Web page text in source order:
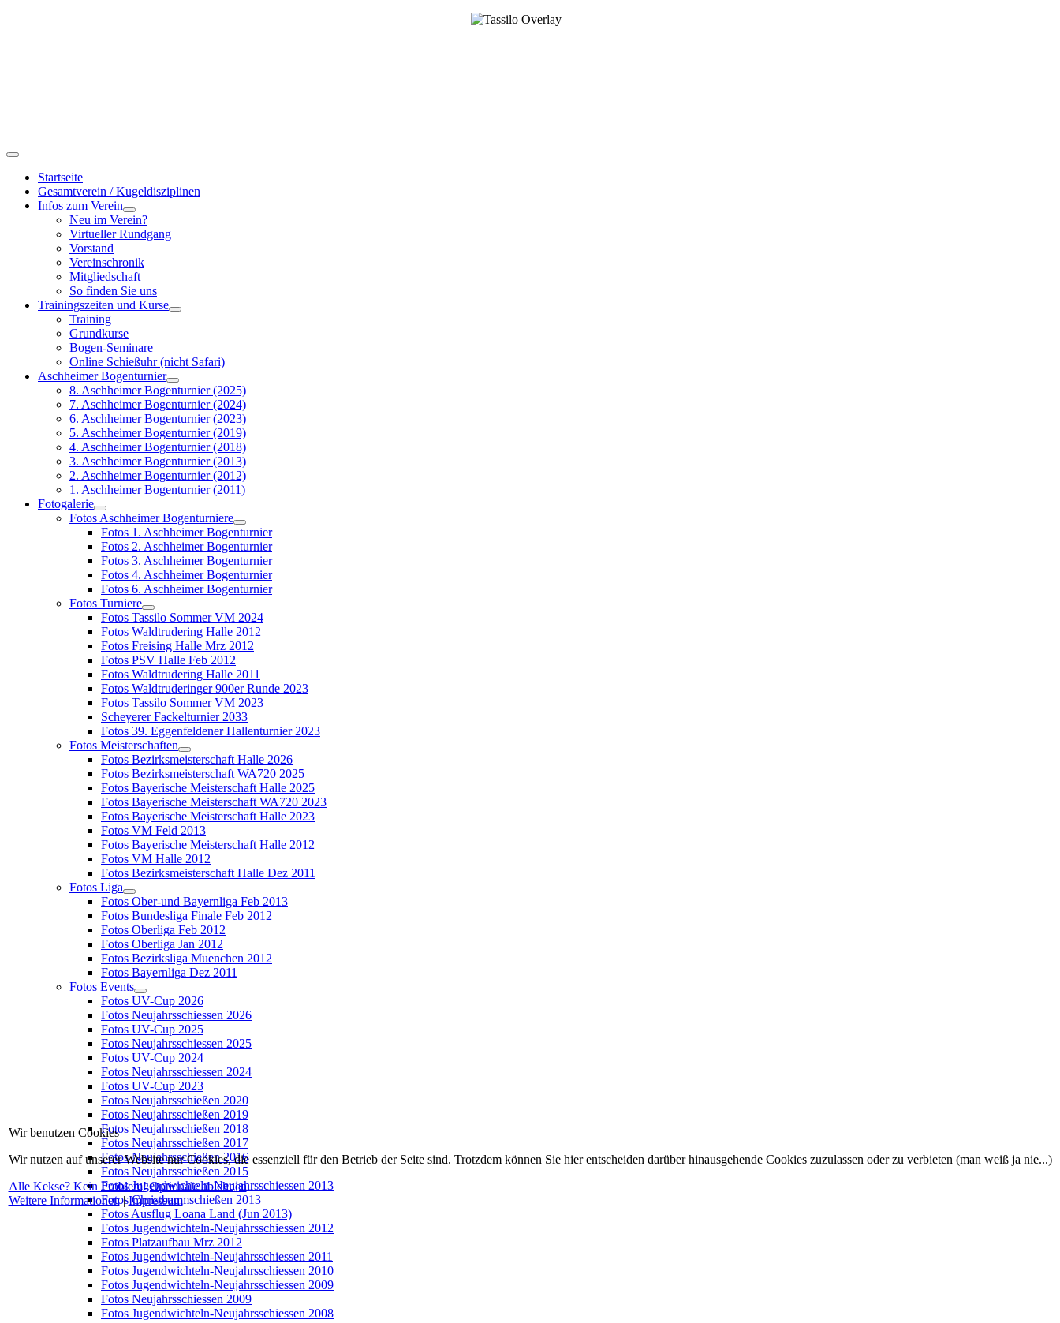
Startseite
Gesamtverein / Kugeldisziplinen
Infos zum Verein
Neu im Verein?
Virtueller Rundgang
Vorstand
Vereinschronik
Mitgliedschaft
So finden Sie uns
Trainingszeiten und Kurse
Training
Grundkurse
Bogen-Seminare
Online Schießuhr (nicht Safari)
Aschheimer Bogenturnier
8. Aschheimer Bogenturnier (2025)
7. Aschheimer Bogenturnier (2024)
6. Aschheimer Bogenturnier (2023)
5. Aschheimer Bogenturnier (2019)
4. Aschheimer Bogenturnier (2018)
3. Aschheimer Bogenturnier (2013)
2. Aschheimer Bogenturnier (2012)
1. Aschheimer Bogenturnier (2011)
Fotogalerie
Fotos Aschheimer Bogenturniere
Fotos 1. Aschheimer Bogenturnier
Fotos 2. Aschheimer Bogenturnier
Fotos 3. Aschheimer Bogenturnier
Fotos 4. Aschheimer Bogenturnier
Fotos 6. Aschheimer Bogenturnier
Fotos Turniere
Fotos Tassilo Sommer VM 2024
Fotos Waldtrudering Halle 2012
Fotos Freising Halle Mrz 2012
Fotos PSV Halle Feb 2012
Fotos Waldtrudering Halle 2011
Fotos Waldtruderinger 900er Runde 2023
Fotos Tassilo Sommer VM 2023
Scheyerer Fackelturnier 2033
Fotos 39. Eggenfeldener Hallenturnier 2023
Fotos Meisterschaften
Fotos Bezirksmeisterschaft Halle 2026
Fotos Bezirksmeisterschaft WA720 2025
Fotos Bayerische Meisterschaft Halle 2025
Fotos Bayerische Meisterschaft WA720 2023
Fotos Bayerische Meisterschaft Halle 2023
Fotos VM Feld 2013
Fotos Bayerische Meisterschaft Halle 2012
Fotos VM Halle 2012
Fotos Bezirksmeisterschaft Halle Dez 2011
Fotos Liga
Fotos Ober-und Bayernliga Feb 2013
Fotos Bundesliga Finale Feb 2012
Fotos Oberliga Feb 2012
Fotos Oberliga Jan 2012
Fotos Bezirksliga Muenchen 2012
Fotos Bayernliga Dez 2011
Fotos Events
Fotos UV-Cup 2026
Fotos Neujahrsschiessen 2026
Fotos UV-Cup 2025
Fotos Neujahrsschiessen 2025
Fotos UV-Cup 2024
Fotos Neujahrsschiessen 2024
Fotos UV-Cup 2023
Fotos Neujahrsschießen 2020
Fotos Neujahrsschießen 2019
Fotos Neujahrsschießen 2018
Fotos Neujahrsschießen 2017
Fotos Neujahrsschießen 2016
Fotos Neujahrsschießen 2015
Fotos Jugendwichteln-Neujahrsschiessen 2013
Fotos Christbaumschießen 2013
Fotos Ausflug Loana Land (Jun 2013)
Fotos Jugendwichteln-Neujahrsschiessen 2012
Fotos Platzaufbau Mrz 2012
Fotos Jugendwichteln-Neujahrsschiessen 2011
Fotos Jugendwichteln-Neujahrsschiessen 2010
Fotos Jugendwichteln-Neujahrsschiessen 2009
Fotos Neujahrsschiessen 2009
Fotos Jugendwichteln-Neujahrsschiessen 2008
Wir benutzen Cookies
Wir nutzen auf unserer Website nur Cookies, die essenziell für den Betrieb der Seite sind. Trotzdem können Sie hier entscheiden darüber hinausgehende Cookies zuzulassen oder zu verbieten (man weiß ja nie...)
Alle Kekse? Kein Problem! Optionale ablehnen
Weitere Informationen|Impressum